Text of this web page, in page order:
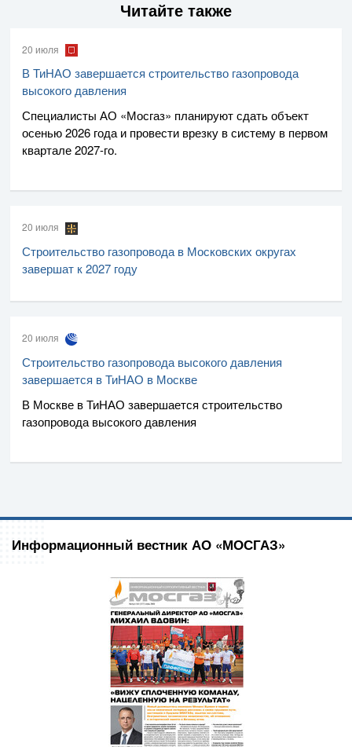
Читайте также
20 июля
В ТиНАО завершается строительство газопровода
высокого давления
Специалисты АО «Мосгаз» планируют сдать объект
осенью 2026 года и провести врезку в систему в первом
квартале2027-го.
20 июля
Строительство газопровода в Московских округах
завершат к 2027 году
20 июля
Строительство газопровода высокого давления
завершается в ТиНАО в Москве
В Москве в ТиНАО завершается строительство
газопровода высокого давления
Информационный вестник АО «МОСГАЗ»